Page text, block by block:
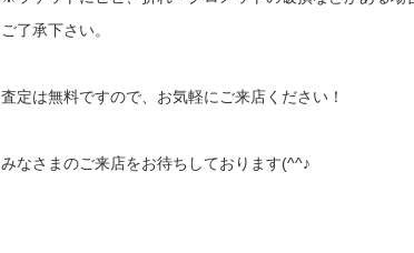
ご了承下さい。
査定は無料ですので、お気軽にご来店ください！
みなさまのご来店をお待ちしております(^^♪